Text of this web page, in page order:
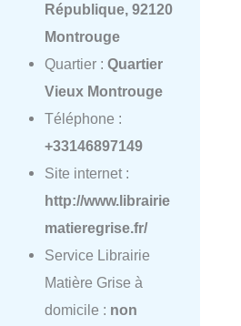
République, 92120
Montrouge
Quartier : Quartier
Vieux Montrouge
Téléphone :
+33146897149
Site internet :
http://www.librairie
matieregrise.fr/
Service Librairie
Matière Grise à
domicile : non